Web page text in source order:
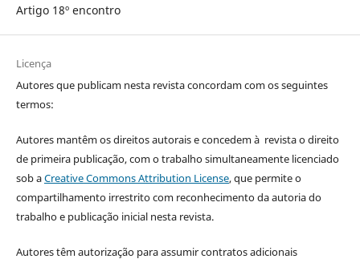
Artigo 18º encontro
Licença
Autores que publicam nesta revista concordam com os seguintes
termos:
Autores mantêm os direitos autorais e concedem à revista o direito
de primeira publicação, com o trabalho simultaneamente licenciado
sob aCreative Commons Attribution License, que permite o
compartilhamento irrestrito com reconhecimento da autoria do
trabalho e publicação inicial nesta revista.
Autores têm autorização para assumir contratos adicionais